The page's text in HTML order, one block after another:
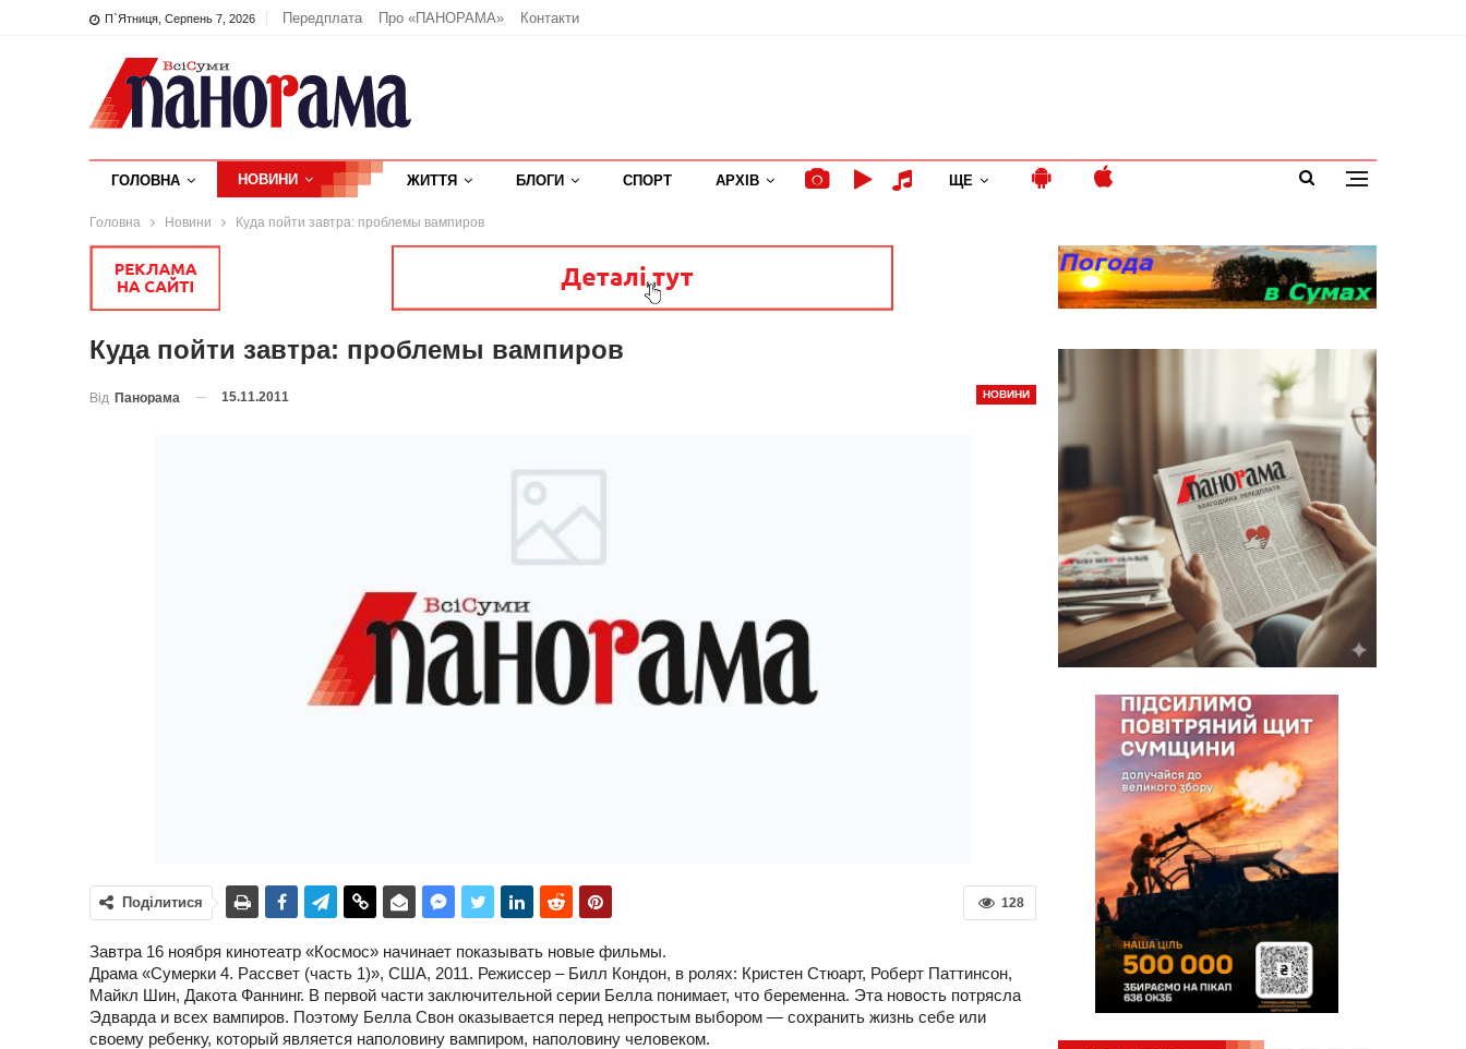
П`ятниця, Серпень 7, 2026 Передплата Про «ПАНОРАМА» Контакти
ГОЛОВНА НОВИНИ ЖИТТЯ БЛОГИ СПОРТ АРХІВ ЩЕ
Головна Новини Куда пойти завтра: проблемы вампиров
Куда пойти завтра: проблемы вампиров
НОВИНИ
Від Панорама 15.11.2011
128
Поділитися
Завтра 16 ноября кинотеатр «Космос» начинает показывать новые фильмы.
Драма «Сумерки 4. Рассвет (часть 1)», США, 2011. Режиссер – Билл Кондон, в ролях: Кристен Стюарт, Роберт Паттинсон,
Майкл Шин, Дакота Фаннинг. В первой части заключительной серии Белла понимает, что беременна. Эта новость потрясла
Эдварда и всех вампиров. Поэтому Белла Свон оказывается перед непростым выбором — сохранить жизнь себе или
своему ребенку, который является наполовину вампиром, наполовину человеком.